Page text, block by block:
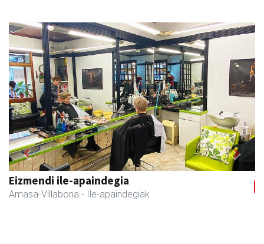
Eizmendi ile-apaindegia
Amasa-Villabona - Ile-apaindegiak
Previous Next